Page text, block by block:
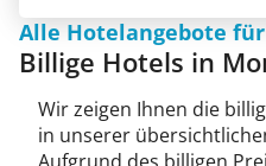
Alle Hotelangebote
Billige Hotels in
Wir zeigen Ihnen die
in unserer